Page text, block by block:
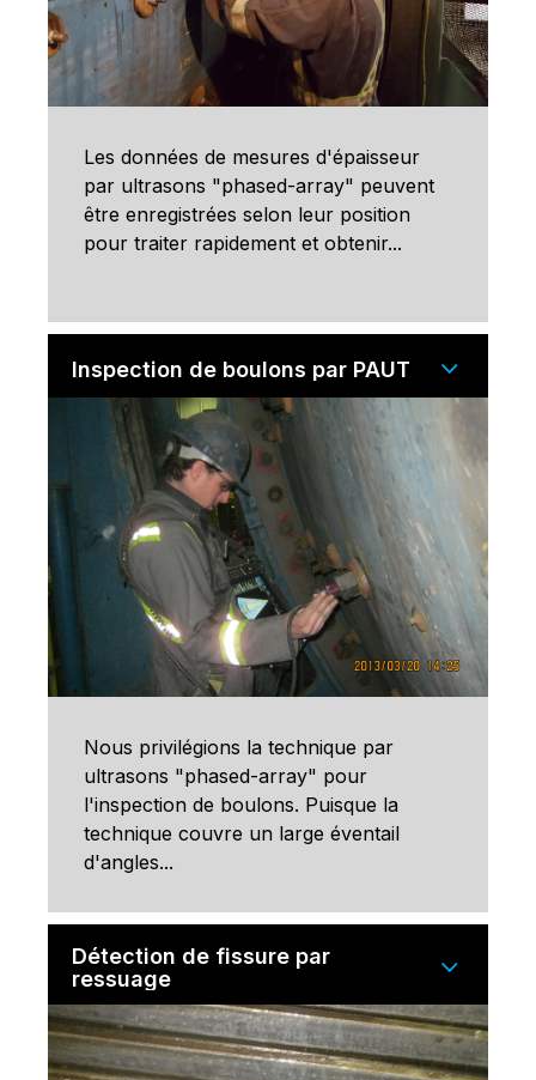
Les données de mesures d'épaisseur
par ultrasons "phased-array" peuvent
être enregistrées selon leur position
pour traiter rapidement et obtenir...
Inspection de boulons par PAUT
Nous privilégions la technique par
ultrasons "phased-array" pour
l'inspection de boulons. Puisque la
technique couvre un large éventail
d'angles...
Détection de fissure par
ressuage